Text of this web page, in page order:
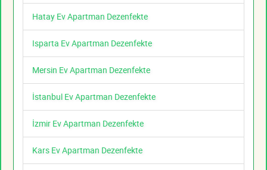
Hatay Ev Apartman Dezenfekte
Isparta Ev Apartman Dezenfekte
Mersin Ev Apartman Dezenfekte
İstanbul Ev Apartman Dezenfekte
İzmir Ev Apartman Dezenfekte
Kars Ev Apartman Dezenfekte